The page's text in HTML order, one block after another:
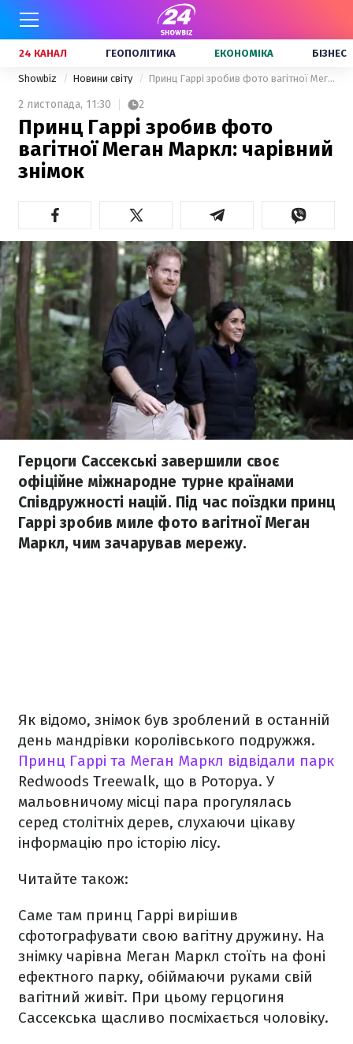
24 КАНАЛ ГЕОПОЛІТИКА ЕКОНОМІКА БІЗНЕС
Showbiz Новини світу Принц Гаррі зробив фото вагітної Меган Маркл: чарівний знімок
2 листопада, 11:30 2
Принц Гаррі зробив фото
вагітної Меган Маркл: чарівний
знімок
Герцоги Сассекські завершили своє
офіційне міжнародне турне країнами
Співдружності націй. Під час поїздки принц
Гаррі зробив миле фото вагітної Меган
Маркл, чим зачарував мережу.
Як відомо, знімок був зроблений в останній
день мандрівки королівського подружжя.
Принц Гаррі та Меган Маркл відвідали парк
Redwoods Treewalk, що в Роторуа. У
мальовничому місці пара прогулялась
серед столітніх дерев, слухаючи цікаву
інформацію про історію лісу.
Читайте також:
Саме там принц Гаррі вирішив
сфотографувати свою вагітну дружину. На
знімку чарівна Меган Маркл стоїть на фоні
ефектного парку, обіймаючи руками свій
вагітний живіт. При цьому герцогиня
Сассекська щасливо посміхається чоловіку.